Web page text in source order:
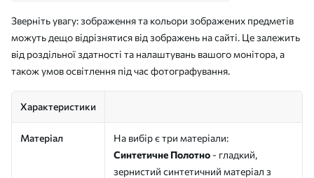
Зверніть увагу: зображення та кольори зображених предметів
можуть дещо відрізнятися від зображень на сайті. Це залежить
від роздільної здатності та налаштувань вашого монітора, а
також умов освітлення під час фотографування.
Характеристики
Матеріал
На вибір є три матеріали:
Синтетичне Полотно - гладкий,
зернистий синтетичний матеріал з